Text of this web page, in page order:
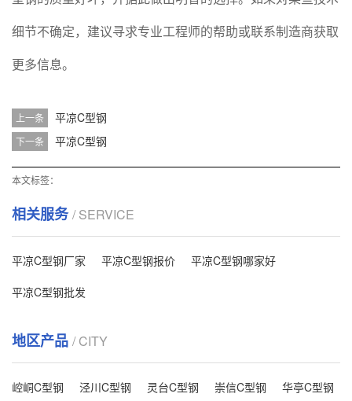
细节不确定，建议寻求专业工程师的帮助或联系制造商获取
更多信息。
上一条 平凉C型钢
下一条 平凉C型钢
本文标签：
相关服务/ SERVICE
平凉C型钢厂家 平凉C型钢报价
平凉C型钢哪家好
平凉C型钢批发
地区产品 / CITY
崆峒C型钢 泾川C型钢 灵台C型钢 崇信C型钢
华亭C型钢